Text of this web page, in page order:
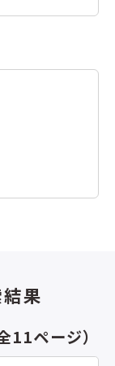
果
11ページ）